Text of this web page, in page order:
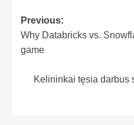
Previous:
Why Databricks vs.
game
Kelininkai tęsia darbus